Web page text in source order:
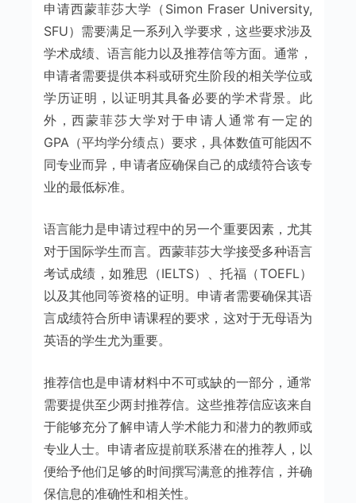
申请西蒙菲莎大学（Simon Fraser University,
SFU）需要满足一系列入学要求，这些要求涉及
学术成绩、语言能力以及推荐信等方面。通常，
申请者需要提供本科或研究生阶段的相关学位或
学历证明，以证明其具备必要的学术背景。此
外，西蒙菲莎大学对于申请人通常有一定的
GPA（平均学分绩点）要求，具体数值可能因不
同专业而异，申请者应确保自己的成绩符合该专
业的最低标准。
语言能力是申请过程中的另一个重要因素，尤其
对于国际学生而言。西蒙菲莎大学接受多种语言
考试成绩，如雅思（IELTS）、托福（TOEFL）
以及其他同等资格的证明。申请者需要确保其语
言成绩符合所申请课程的要求，这对于无母语为
英语的学生尤为重要。
推荐信也是申请材料中不可或缺的一部分，通常
需要提供至少两封推荐信。这些推荐信应该来自
于能够充分了解申请人学术能力和潜力的教师或
专业人士。申请者应提前联系潜在的推荐人，以
便给予他们足够的时间撰写满意的推荐信，并确
保信息的准确性和相关性。